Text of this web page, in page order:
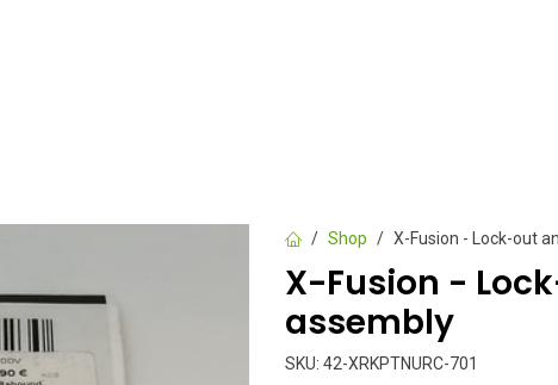
Shop X-Fusion - Lock-out
X-Fusion -
assembly
SKU: 42-XRKPTNURC-701